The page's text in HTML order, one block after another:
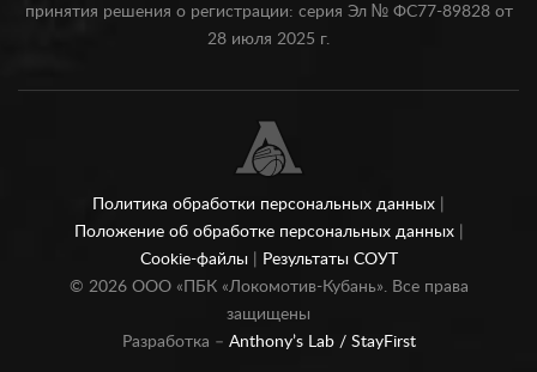
принятия решения о регистрации: серия Эл № ФС77-89828 от
28 июля 2025 г.
Политика обработки персональных данных
Положение об обработке персональных данных
Cookie-файлы
Результаты СОУТ
© 2026ООО «ПБК «Локомотив-Кубань». Все права
защищены
Разработка – Anthony’s Lab / StayFirst